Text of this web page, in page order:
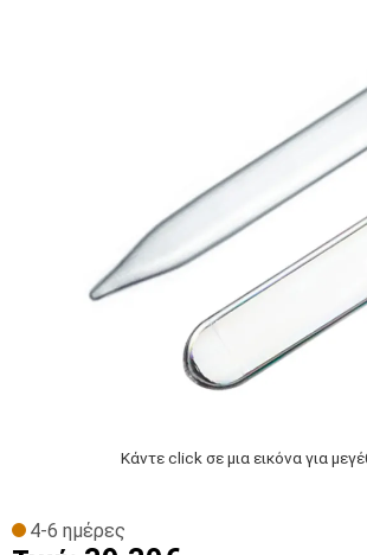
Κάντε click σε μια εικόνα για
4-6 ημέρες